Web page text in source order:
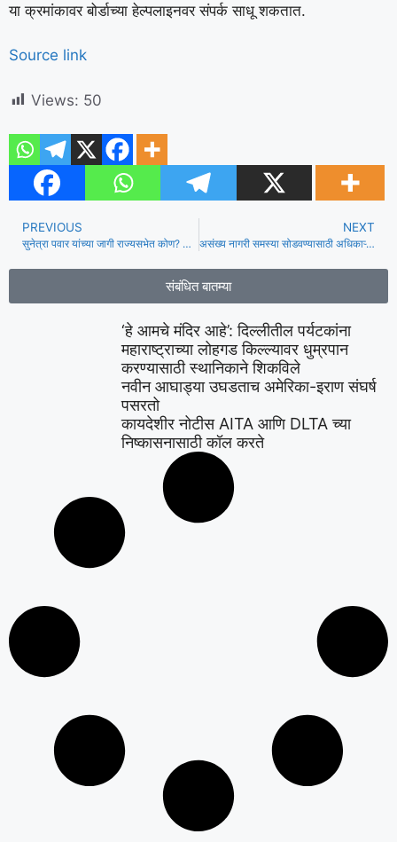
या क्रमांकावर बोर्डाच्या हेल्पलाइनवर संपर्क साधू शकतात.
Source link
Views: 50
PREVIOUS
सुनेत्रा पवार यांच्या जागी राज्यसभेत कोण? बारामतीच्या विजयानंतर राष्ट्रवादीने छगन भुजबळ, जय पवार आणि इतर दावेदारांचे वजन
NEXT
असंख्य नागरी समस्या सोडवण्यासाठी अधिकाऱ्यांनी एआयची मदत घ्यावी: नागरिक
संबंधित बातम्या
‘हे आमचे मंदिर आहे’: दिल्लीतील पर्यटकांना
महाराष्ट्राच्या लोहगड किल्ल्यावर धुम्रपान
करण्यासाठी स्थानिकाने शिकविले
नवीन आघाड्या उघडताच अमेरिका-इराण संघर्ष
पसरतो
कायदेशीर नोटीस AITA आणि DLTA च्या
निष्कासनासाठी कॉल करते